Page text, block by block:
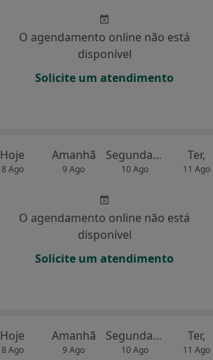
O agendamento online não está
disponível
Solicite um atendimento
Hoje
8 Ago
Amanhã
9 Ago
Segunda-feira
10 Ago
Ter,
11 Ago
O agendamento online não está
disponível
Solicite um atendimento
Hoje
8 Ago
Amanhã
9 Ago
Segunda-feira
10 Ago
Ter,
11 Ago